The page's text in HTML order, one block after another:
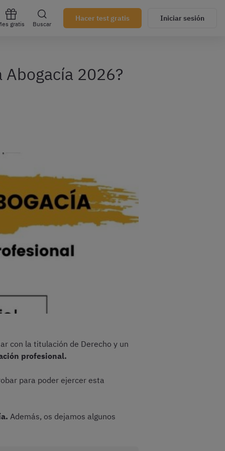
gratis Buscar
Hacer test gratis Iniciar sesión
Abogacía 2026?
con la titulación de Derecho y un
profesional.
para poder ejercer esta
Además, os dejamos algunos